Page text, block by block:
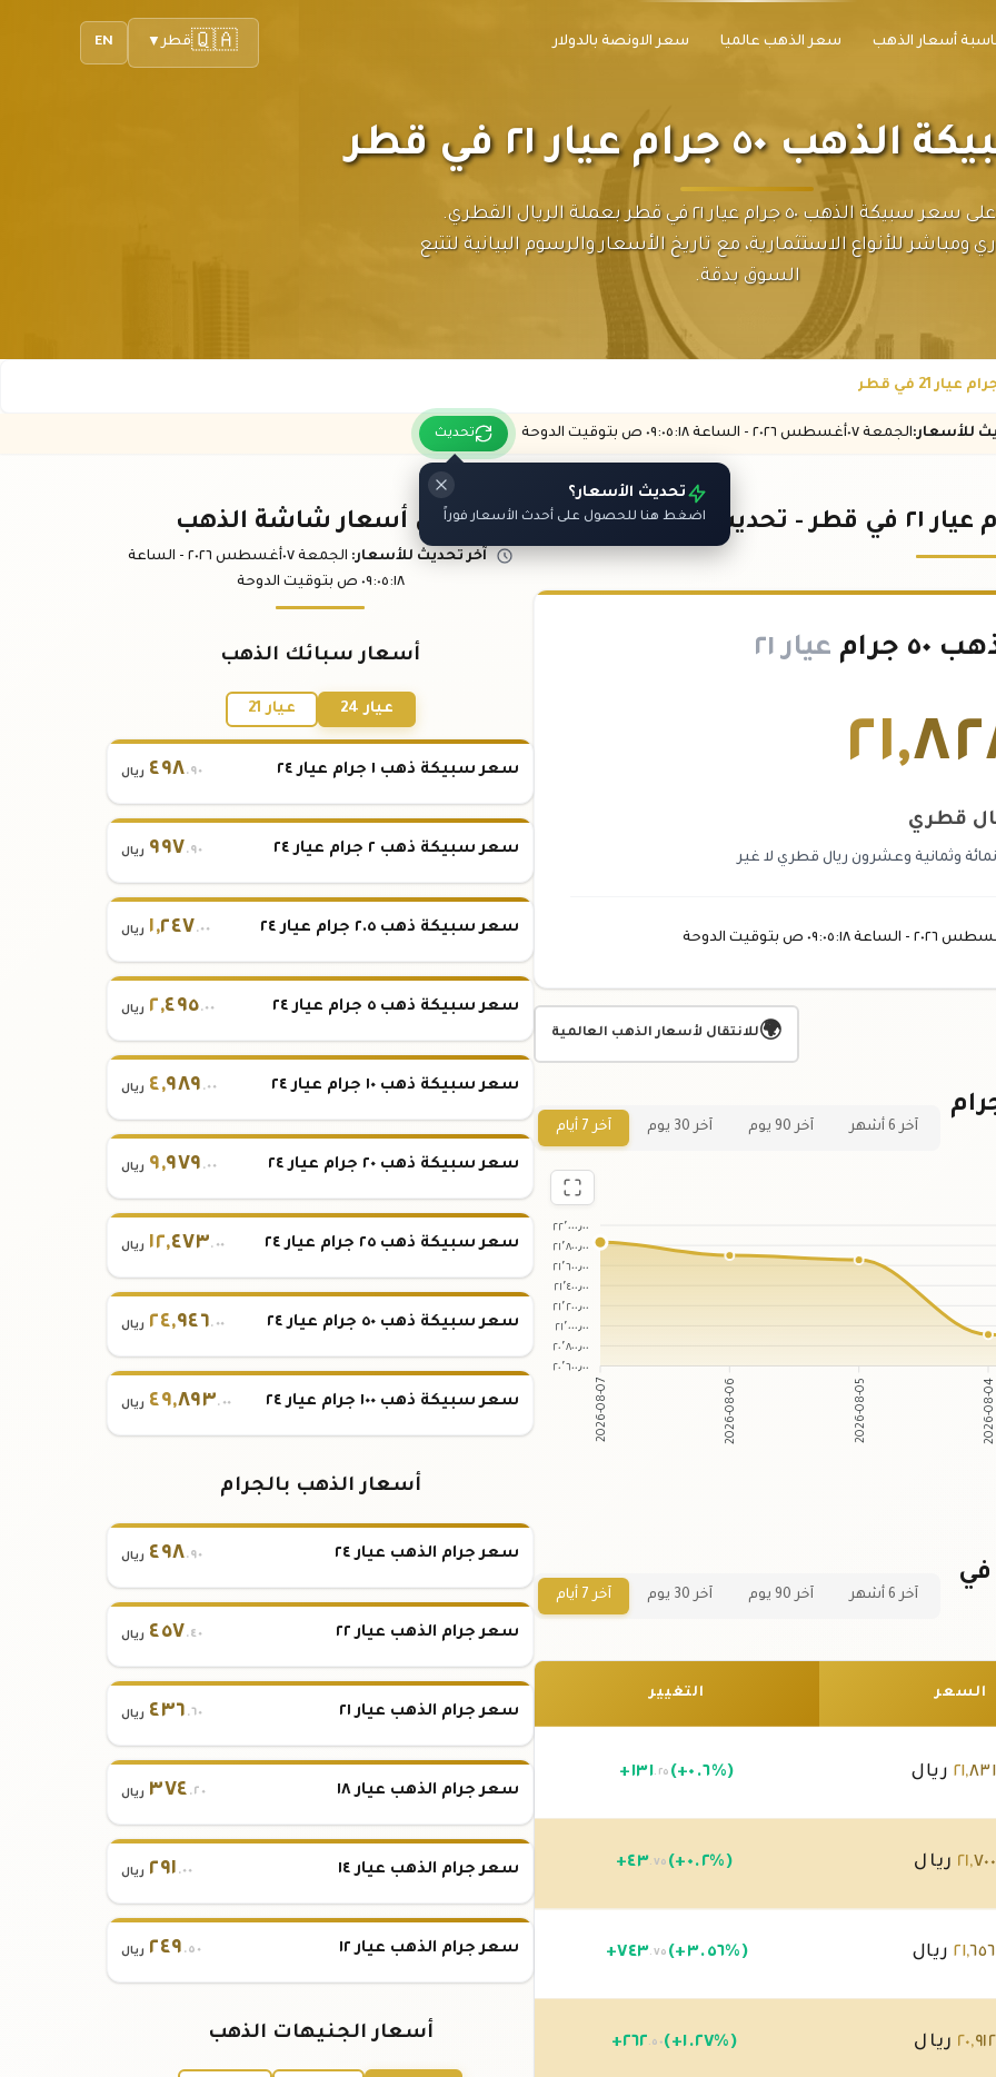
أسعار الذهب سعر الذهب عالميا سعر الاونصة بالدولار EN 🇶🇦قطر▼
جرام عيار ٢١ في قطر
احصل على سعر سبيكة الذهب ٥٠ جرام عيار ٢١ في قطر بعملة الريال القطري.
ومباشر للأنواع الاستثمارية، مع تاريخ الأسعار والرسوم البيانية لتتبع
السوق بدقة.
للأسعار:الجمعة ٠٧ أغسطس ٢٠٢٦ - الساعة :١٨ ص بتوقيت الدوحة تحديث
تحديث الأسعار؟
اضغط هنا للحصول على أحدث الأسعار فوراً
جرام عيار ٢١
٢١,
قطري
وثمانية وعشرون ريال قطري لا غير
٢٠٢٦ - الساعة ٠٩:٠٥:١٨ ص بتوقيت الدوحة
🌍للانتقال لأسعار الذهب العالمية
لسعر سبيكة ذهب 50 جرام
آخر 6 أشهر آخر 90 يوم آخر 30 يوم آخر 7 أيام
٢٢٬٠٠٠٫٠٠
٢١٬٨٠٠٫٠٠
٢١٬٦٠٠٫٠٠
٢١٬٤٠٠٫٠٠
٢١٬٢٠٠٫٠٠
٢١٬٠٠٠٫٠٠
٢٠٬٨٠٠٫٠٠
٢٠٬٦٠٠٫٠٠
2026-08-07 2026-08-06 2026-08-05 2026-08-04
سعر سبيكة ذهب 50 جرام عيار 21 في
آخر 6 أشهر آخر 90 يوم آخر 30 يوم آخر 7 أيام
السعر التغيير
٢١,٨٣١ ريال +١٣١ .٢٥ (+٠.٦%)
٢١,٧٠٠ ريال +٤٣ .٧٥ (+٠.٢%)
٢١,٦٥٦ ريال +٧٤٣ .٧٥ (+٣.٥٦%)
٢٠,٩١٢ ريال +٢٦٢ .٥٠ (+١.٢٧%)
باقي أسعار شاشة الذهب
آخر تحديث للأسعار: الجمعة ٠٧ أغسطس ٢٠٢٦ -
الساعة
٠٩:٠٥:١٨ ص بتوقيت الدوحة
أسعار سبائك الذهب
عيار 24 عيار 21
سعر سبيكة ذهب ١ جرام عيار ٢٤ ٤٩٨.٩٠ ريال
سعر سبيكة ذهب ٢ جرام عيار ٢٤ ٩٩٧ .٩٠ ريال
سعر سبيكة ذهب ٢.٥ جرام عيار ٢٤ ١,٢٤٧ .٠٠ ريال
سعر سبيكة ذهب ٥ جرام عيار ٢٤ ٢,٤٩٥.٠٠ ريال
سعر سبيكة ذهب ١٠ جرام عيار ٢٤ ٤,٩٨٩ .٠٠ ريال
سعر سبيكة ذهب ٢٠ جرام عيار ٢٤ ٩,٩٧٩ .٠٠ ريال
سعر سبيكة ذهب ٢٥ جرام عيار ٢٤ ١٢,٤٧٣.٠٠ ريال
سعر سبيكة ذهب ٥٠ جرام عيار ٢٤ ٢٤,٩٤٦.٠٠ ريال
سعر سبيكة ذهب ١٠٠ جرام عيار ٢٤ ٤٩,٨٩٣.٠٠ ريال
أسعار الذهب بالجرام
سعر جرام الذهب عيار ٢٤ ٤٩٨.٩٠ ريال
سعر جرام الذهب عيار ٢٢ ٤٥٧ .٤٠ ريال
سعر جرام الذهب عيار ٢١ ٤٣٦ .٦٠ ريال
سعر جرام الذهب عيار ١٨ ٣٧٤ .٢٠ ريال
سعر جرام الذهب عيار ١٤ ٢٩١ .٠٠ ريال
سعر جرام الذهب عيار ١٢ ٢٤٩ .٥٠ ريال
أسعار الجنيهات الذهب